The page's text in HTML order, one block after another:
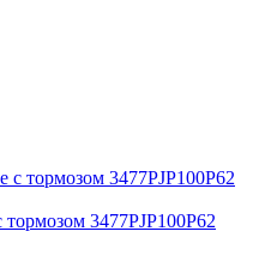
тормозом 3477PJP100P62